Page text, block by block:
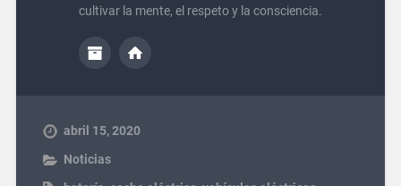
cultivar la mente, el respeto y la consciencia.
abril 15, 2020
Noticias